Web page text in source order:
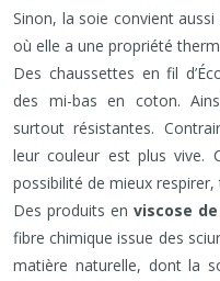
Sinon, la soie convient
où elle a une propriété
Des chaussettes en fil
des mi-bas en coton.
surtout résistantes.
leur couleur est plus vive.
possibilité de mieux
Des produits en viscose
fibre chimique issue des
matière naturelle, dont la